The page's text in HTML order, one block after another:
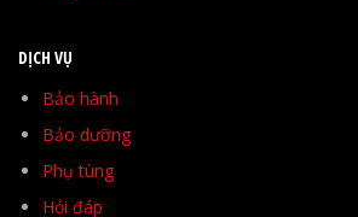
DỊCH VỤ
Bảo hành
Bảo dưỡng
Phụ tùng
Hỏi đáp